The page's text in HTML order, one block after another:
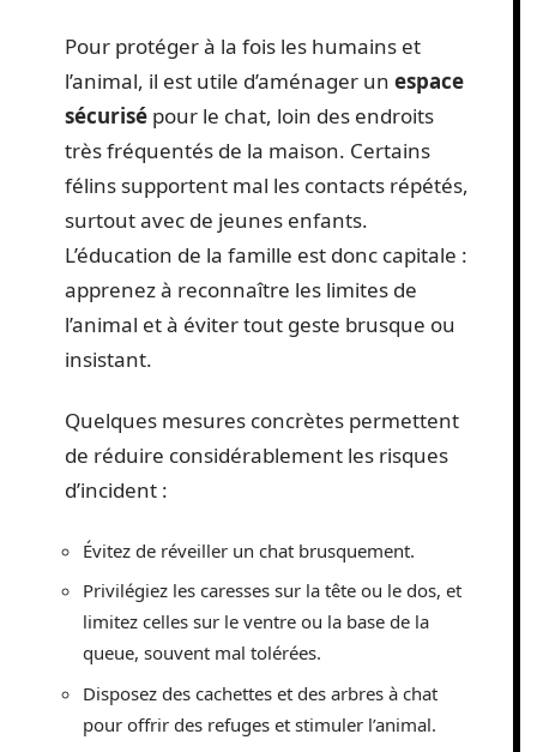
Pour protéger à la fois les humains et
l’animal, il est utile d’aménager un espace
sécurisé pour le chat, loin des endroits
très fréquentés de la maison. Certains
félins supportent mal les contacts répétés,
surtout avec de jeunes enfants.
L’éducation de la famille est donc capitale :
apprenez à reconnaître les limites de
l’animal et à éviter tout geste brusque ou
insistant.
Quelques mesures concrètes permettent
de réduire considérablement les risques
d’incident :
Évitez de réveiller un chat brusquement.
Privilégiez les caresses sur la tête ou le dos, et
limitez celles sur le ventre ou la base de la
queue, souvent mal tolérées.
Disposez des cachettes et des arbres à chat
pour offrir des refuges et stimuler l’animal.